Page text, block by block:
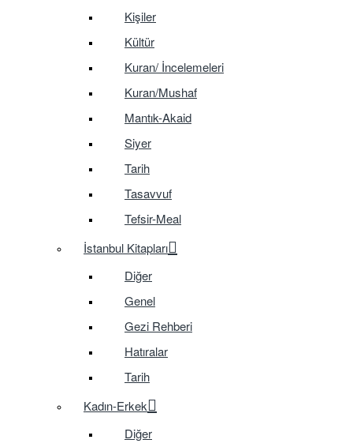
Kişiler
Kültür
Kuran/ İncelemeleri
Kuran/Mushaf
Mantık-Akaid
Siyer
Tarih
Tasavvuf
Tefsir-Meal
İstanbul Kitapları
Diğer
Genel
Gezi Rehberi
Hatıralar
Tarih
Kadın-Erkek
Diğer